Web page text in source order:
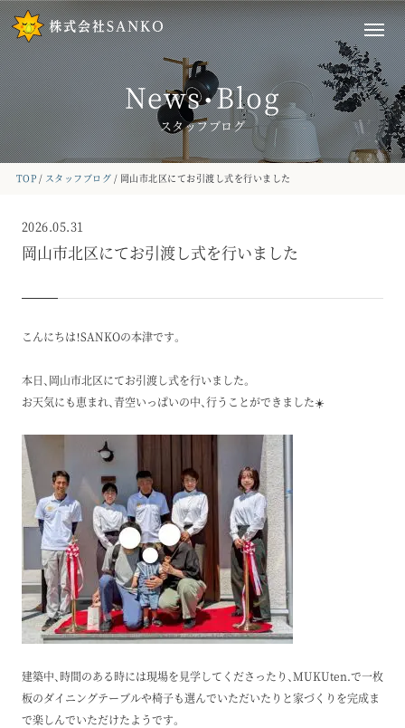
News・Blog
スタッフブログ
TOP スタッフブログ 岡山市北区にてお引渡し式を行いました
2026.05.31
岡山市北区にてお引渡し式を行いました
こんにちは！SANKOの本津です。
本日、岡山市北区にてお引渡し式を行いました。
お天気にも恵まれ、青空いっぱいの中、行うことができました☀️
建築中、時間のある時には現場を見学してくださったり、MUKUten.で一枚
板のダイニングテーブルや椅子も選んでいただいたりと家づくりを完成ま
で楽しんでいただけたようです。